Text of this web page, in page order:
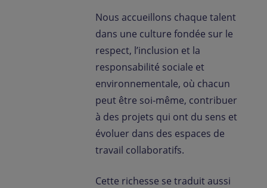
Nous accueillons chaque talent
dans une culture fondée sur le
respect, l’inclusion et la
responsabilité sociale et
environnementale, où chacun
peut être soi-même, contribuer
à des projets qui ont du sens et
évoluer dans des espaces de
travail collaboratifs.
Cette richesse se traduit aussi